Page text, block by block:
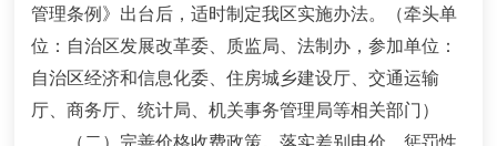
管理条例》出台后，适时制定我区实施办法。
（牵头单
位：自治区发展改革委、质监局、法制办，参加单位：
自治区经济和信息化委、住房城乡建设厅、交通运输
厅、商务厅、统计局、机关事务管理局等相关部门）
（二）完善价格收费政策。落实差别电价、惩罚性